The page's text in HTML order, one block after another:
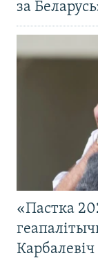
за
«Пастка
Карбалевіч